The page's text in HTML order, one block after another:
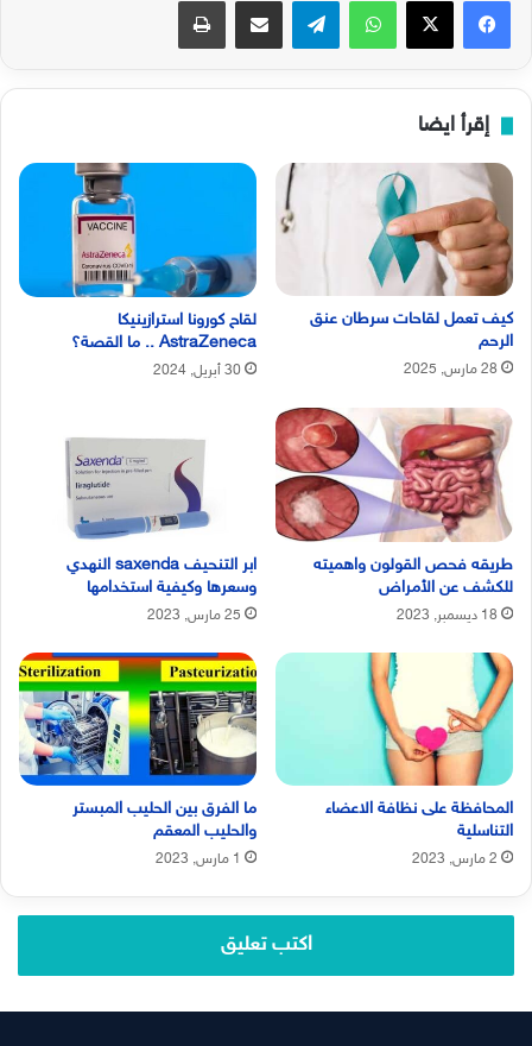
إقرأ ايضا
كيف تعمل لقاحات سرطان عنق
الرحم
28 مارس, 2025
لقاح كورونا استرازينيكا
AstraZeneca .. ما القصة؟
30 أبريل, 2024
طريقه فحص القولون واهميته
للكشف عن الأمراض
18 ديسمبر, 2023
ابر التنحيف saxenda النهدي
وسعرها وكيفية استخدامها
25 مارس, 2023
المحافظة على نظافة الاعضاء
التناسلية
2 مارس, 2023
ما الفرق بين الحليب المبستر
والحليب المعقم
1 مارس, 2023
اكتب تعليق